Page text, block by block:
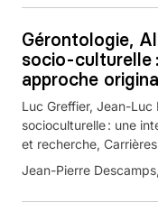
Gérontologie,
socio-culturelle
approche
Luc Greffier, Jean-Luc
socioculturelle : une
et recherche,
Jean-Pierre